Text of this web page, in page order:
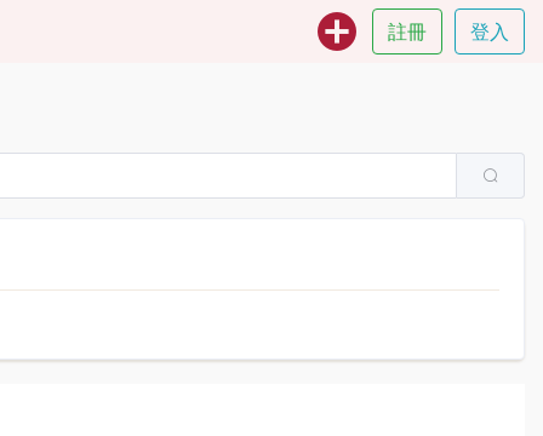
註冊 登入